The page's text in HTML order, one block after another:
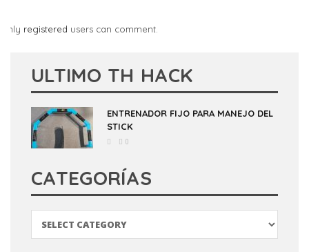
Only registered users can comment.
ULTIMO TH HACK
ENTRENADOR FIJO PARA MANEJO DEL
STICK
0
CATEGORÍAS